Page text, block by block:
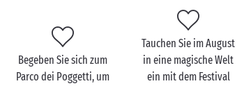
Glamping
Aufenthalts in der Nähe von Rosignano Marittimo in
die Kultur und die Traditionen der Toskana ein und
nehmen Sie an den Festivals und Veranstaltungen
vor Ort teil.
Begeben Sie sich zum
Parco dei Poggetti, um
Tauchen Sie im August
in eine magische Welt
ein mit dem Festival